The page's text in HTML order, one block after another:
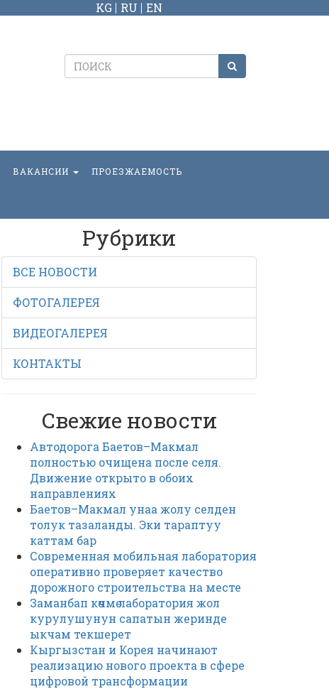
KG RU EN
ВАКАНСИИ ПРОЕЗЖАЕМОСТЬ
Рубрики
ВСЕ НОВОСТИ
ФОТОГАЛЕРЕЯ
ВИДЕОГАЛЕРЕЯ
КОНТАКТЫ
Свежие новости
Автодорога Баетов–Макмал
полностью очищена после селя.
Движение открыто в обоих
направлениях
Баетов–Макмал унаа жолу селден
толук тазаланды. Эки тараптуу
каттам бар
Современная мобильная лаборатория
оперативно проверяет качество
дорожного строительства на месте
Заманбап көчмө лаборатория жол
курулушунун сапатын жеринде
ыкчам текшерет
Кыргызстан и Корея начинают
реализацию нового проекта в сфере
цифровой трансформации